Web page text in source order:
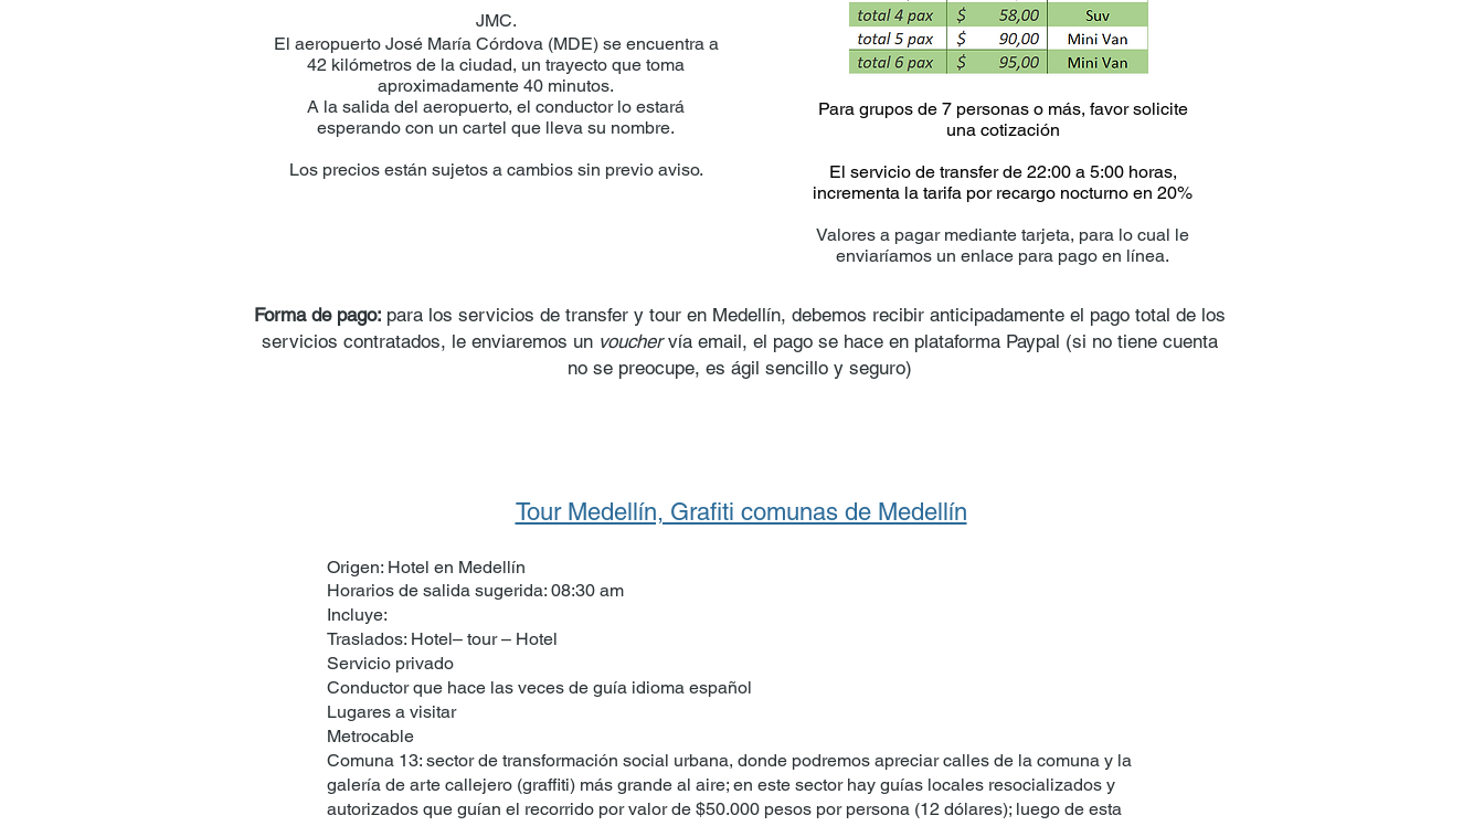
JMC.
El aeropuerto José María Córdova (MDE) se encuentra a
42 kilómetros de la ciudad, un trayecto que toma
aproximadamente 40 minutos.
A la salida del aeropuerto, el conductor lo estará
esperando con un cartel que lleva su nombre.
Los precios están sujetos a cambios sin previo aviso.
Para grupos de 7 personas o más, favor solicite
una cotización
El servicio de transfer de 22:00 a 5:00 horas,
incrementa la tarifa por recargo nocturno en 20%
Valores a pagar mediante tarjeta, para lo cual le
enviaríamos un enlace para pago en línea.
Forma de pago: para los servicios de transfer y tour en Medellín, debemos recibir anticipadamente el pago total de los
servicios contratados, le enviaremos un vouchervía email, el pago se hace en plataforma Paypal (si no tiene cuenta
no se preocupe, es ágil sencillo y seguro)
Tour Medellín, Grafiti comunas de Medellín
Origen: Hotel en Medellín
​Horarios de salida sugerida: 08:30 am
Incluye:
Traslados: Hotel– tour – Hotel
Servicio privado
Conductor que hace las veces de guía idioma español
Lugares a visitar
Metrocable
Comuna 13: sector de transformación social urbana, donde podremos apreciar calles de la comuna y la
galería de arte callejero (graffiti) más grande al aire; en este sector hay guías locales resocializados y
autorizados que guían el recorrido por valor de $50.000 pesos por persona (12 dólares); luego de esta